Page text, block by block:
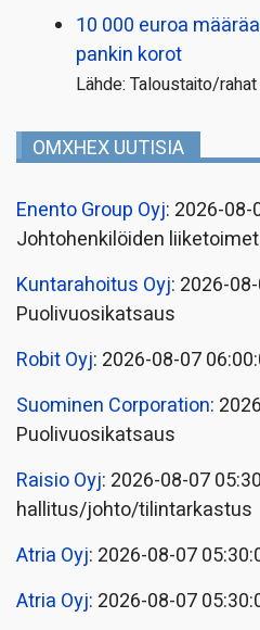
10 000 euroa
pankin korot
Lähde: Taloustaito/rahat
OMXHEX UUTISIA
Enento Group Oyj: 2026-08-
Johtohenkilöiden liiketoimet
Kuntarahoitus Oyj: 2026-
Puolivuosikatsaus
Robit Oyj: 2026-08-07
Suominen Corporation:
Puolivuosikatsaus
Raisio Oyj: 2026-08-07
hallitus/johto/tilintarkastus
Atria Oyj: 2026-08-07
Atria Oyj: 2026-08-07